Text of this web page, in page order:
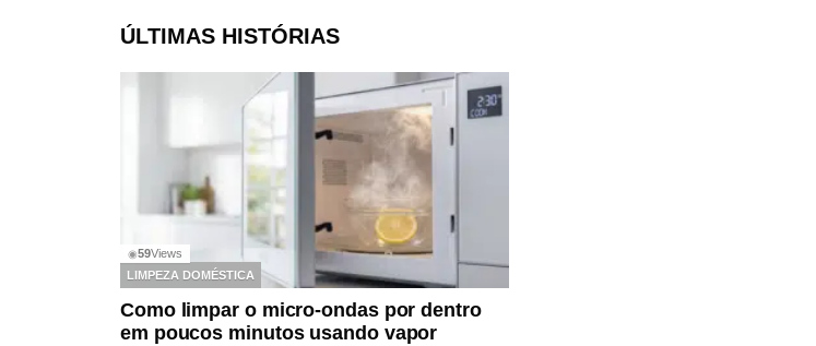
ÚLTIMAS HISTÓRIAS
◉59Views
LIMPEZA DOMÉSTICA
Como limpar o micro-ondas por dentro
em poucos minutos usando vapor